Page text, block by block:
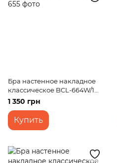
Бра настенное накладное
классическое BCL-664W/1
E14 FGD
1 350 грн
Купить